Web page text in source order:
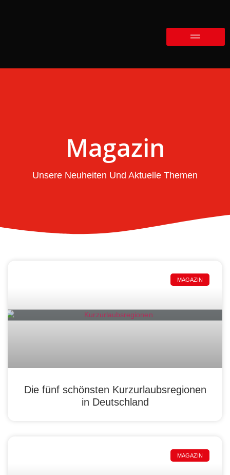
Magazin
Unsere Neuheiten Und Aktuelle Themen
MAGAZIN
Die fünf schönsten Kurzurlaubsregionen
in Deutschland
MAGAZIN